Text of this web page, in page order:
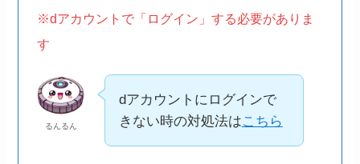
※dアカウントで「ログイン」する必要がありま
す
るんるん
dアカウントにログインで
きない時の対処法はこちら